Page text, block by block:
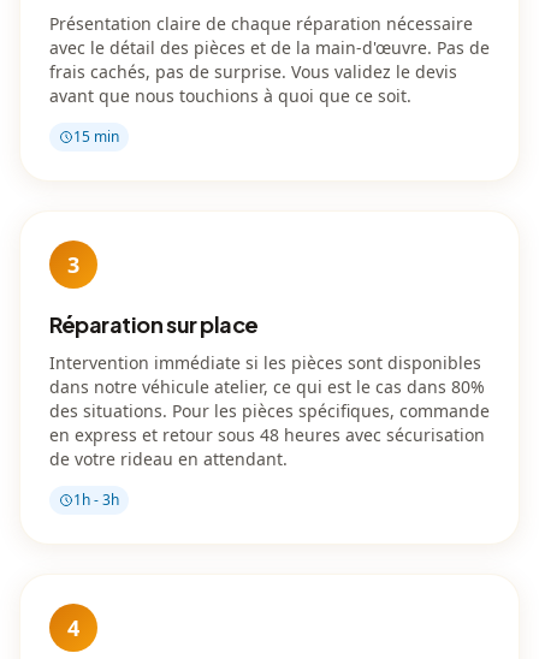
Présentation claire de chaque réparation nécessaire
avec le détail des pièces et de la main-d'œuvre. Pas de
frais cachés, pas de surprise. Vous validez le devis
avant que nous touchions à quoi que ce soit.
15 min
3
Réparation sur place
Intervention immédiate si les pièces sont disponibles
dans notre véhicule atelier, ce qui est le cas dans 80%
des situations. Pour les pièces spécifiques, commande
en express et retour sous 48 heures avec sécurisation
de votre rideau en attendant.
1h - 3h
4